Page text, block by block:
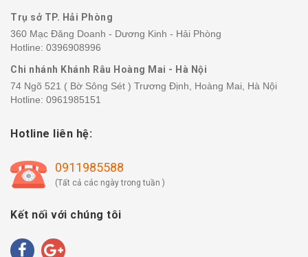
Trụ sở TP. Hải Phòng
360 Mạc Đăng Doanh - Dương Kinh - Hải Phòng
Hotline: 0396908996
Chi nhánh Khánh Râu Hoàng Mai - Hà Nội
74 Ngõ 521 ( Bờ Sông Sét ) Trương Định, Hoàng Mai, Hà Nội
Hotline: 0961985151
Hotline liên hệ:
0911985588
(Tất cả các ngày trong tuần )
Kết nối với chúng tôi